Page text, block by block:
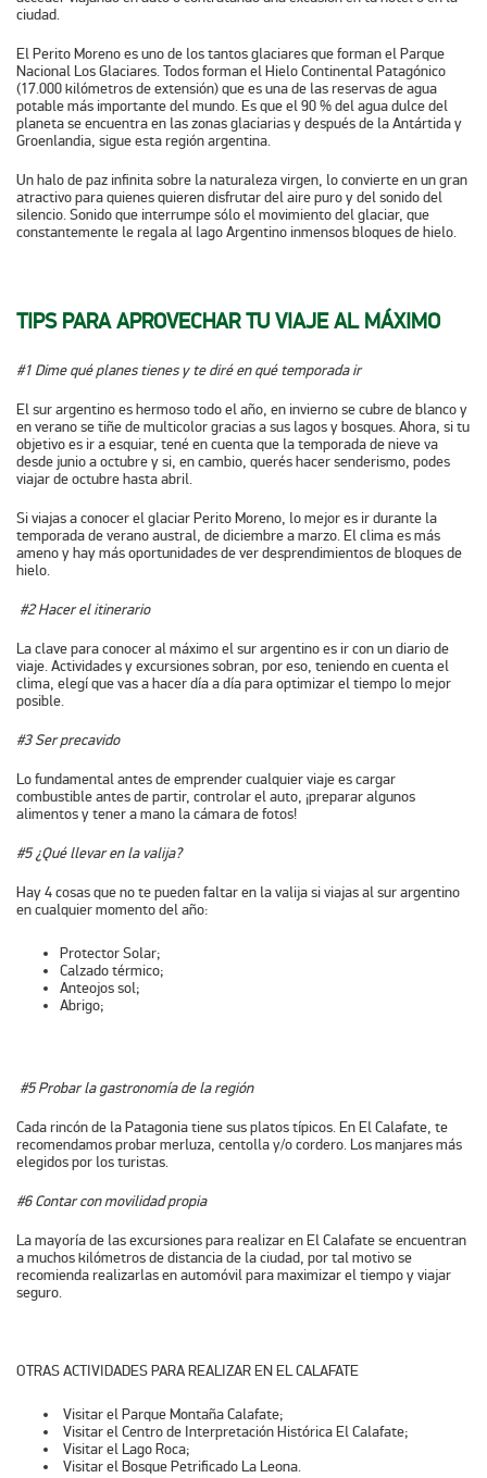
ciudad.
El Perito Moreno es uno de los tantos glaciares que forman el Parque
Nacional Los Glaciares. Todos forman el Hielo Continental Patagónico
(17.000 kilómetros de extensión) que es una de las reservas de agua
potable más importante del mundo. Es que el 90 % del agua dulce del
planeta se encuentra en las zonas glaciarias y después de la Antártida y
Groenlandia, sigue esta región argentina.
Un halo de paz infinita sobre la naturaleza virgen, lo convierte en un gran
atractivo para quienes quieren disfrutar del aire puro y del sonido del
silencio. Sonido que interrumpe sólo el movimiento del glaciar, que
constantemente le regala al lago Argentino inmensos bloques de hielo.
TIPS PARA APROVECHAR TU VIAJE AL MÁXIMO
#1 Dime qué planes tienes y te diré en qué temporada ir
El sur argentino es hermoso todo el año, en invierno se cubre de blanco y
en verano se tiñe de multicolor gracias a sus lagos y bosques. Ahora, si tu
objetivo es ir a esquiar, tené en cuenta que la temporada de nieve va
desde junio a octubre y si, en cambio, querés hacer senderismo, podes
viajar de octubre hasta abril.
Si viajas a conocer el glaciar Perito Moreno, lo mejor es ir durante la
temporada de verano austral, de diciembre a marzo. El clima es más
ameno y hay más oportunidades de ver desprendimientos de bloques de
hielo.
#2 Hacer el itinerario
La clave para conocer al máximo el sur argentino es ir con un diario de
viaje. Actividades y excursiones sobran, por eso, teniendo en cuenta el
clima, elegí que vas a hacer día a día para optimizar el tiempo lo mejor
posible.
#3 Ser precavido
Lo fundamental antes de emprender cualquier viaje es cargar
combustible antes de partir, controlar el auto, ¡preparar algunos
alimentos y tener a mano la cámara de fotos!
#5 ¿Qué llevar en la valija?
Hay 4 cosas que no te pueden faltar en la valija si viajas al sur argentino
en cualquier momento del año:
Protector Solar;
Calzado térmico;
Anteojos sol;
Abrigo;
#5 Probar la gastronomía de la región
Cada rincón de la Patagonia tiene sus platos típicos. En El Calafate, te
recomendamos probar merluza, centolla y/o cordero. Los manjares más
elegidos por los turistas.
#6 Contar con movilidad propia
La mayoría de las excursiones para realizar en El Calafate se encuentran
a muchos kilómetros de distancia de la ciudad, por tal motivo se
recomienda realizarlas en automóvil para maximizar el tiempo y viajar
seguro.
OTRAS ACTIVIDADES PARA REALIZAR EN EL CALAFATE
Visitar el Parque Montaña Calafate;
Visitar el Centro de Interpretación Histórica El Calafate;
Visitar el Lago Roca;
Visitar el Bosque Petrificado La Leona.